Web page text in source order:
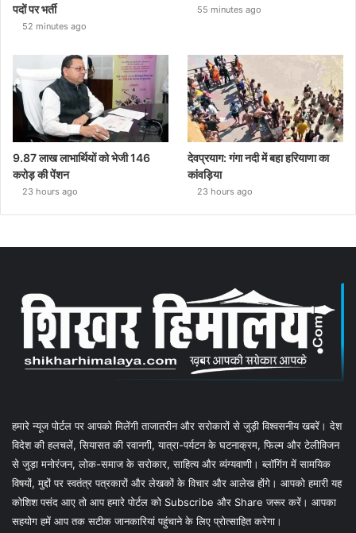
पदों पर भर्ती
52 minutes ago
55 minutes ago
9.87 लाख लाभार्थियों को भेजी 146
करोड़ की पेंशन
23 hours ago
देवप्रयाग: गंगा नदी में बहा हरियाणा का
कांवड़िया
23 hours ago
हमारे न्यूज पोर्टल पर आपको मिलेंगी ताजातरीन और सरोकारों से जुड़ी विश्वसनीय खबरें। देश
विदेश की हलचलें, सियासत की रवानगी, यात्रा-पर्यटन के घटनाक्रम, फिल्म और टेलीविजन
से जुड़ा मनोरंजन, लोक-समाज के सरोकार, साहित्य और व्यंग्यवाणी। ब्लॉगिंग में सामयिक
विषयों, मुद्दों पर स्वतंत्र पत्रकारों और लेखकों के विचार और आलेख होंगे। आपको हमारी यह
कोशिश पसंद आए तो आप हमारे पोर्टल को Subscribe और Share जरूर करें। आपका
सहयोग हमें आप तक सटीक जानकारियां पहुंचाने के लिए प्रोत्साहित करेगा।